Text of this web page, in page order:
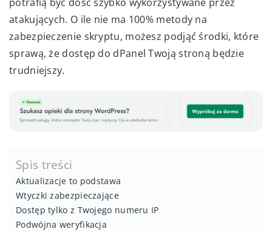
atakujących. O ile nie ma 100% metody na
zabezpieczenie skryptu, możesz podjąć środki, które
sprawą, że dostęp do dPanel Twoją stroną będzie
trudniejszy.
Spis treści
Aktualizacje to podstawa
Wtyczki zabezpieczające
Dostęp tylko z Twojego numeru IP
Podwójna weryfikacja